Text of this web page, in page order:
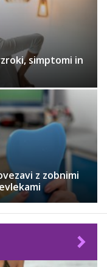
simptomi in
z zobnimi